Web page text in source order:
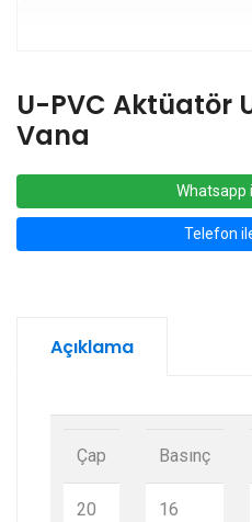
U-PVC Aktüatör
Vana
Whatsapp
Telefon
Açıklama
Çap
20
Basınç
16